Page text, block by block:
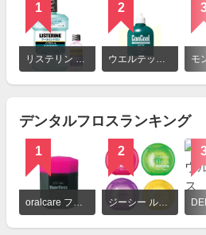
1
リステリン 薬用リステリン クールミント ゼロ
2
ウエルテック 薬用マウスウォッシュ コンクールF
デンタルフロスランキング
1
oralcare フロアフロス
2
ジーシー ルシェロ フロス ミントワックス